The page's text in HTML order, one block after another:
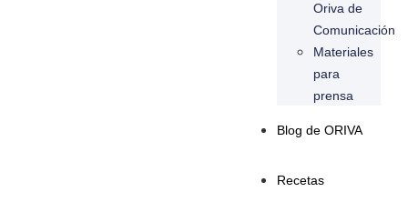
Oriva de
Comunicación
Materiales
para
prensa
Blog de ORIVA
Recetas